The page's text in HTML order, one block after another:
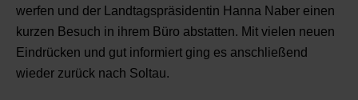
werfen und der Landtagspräsidentin Hanna Naber einen
kurzen Besuch in ihrem Büro abstatten. Mit vielen neuen
Eindrücken und gut informiert ging es anschließend
wieder zurück nach Soltau.